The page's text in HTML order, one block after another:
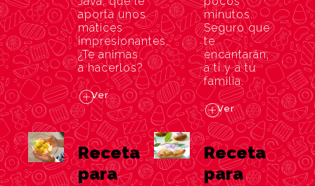
aporta unos
matices
impresionantes.
¿Te animas
a hacerlos?
Ver
minutos.
Seguro que
te
encantarán,
a ti y a tu
familia.
Ver
Receta
para
Receta
para